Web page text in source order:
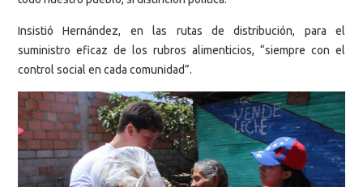
Insistió Hernández, en las rutas de distribución, para el
suministro eficaz de los rubros alimenticios, “siempre con el
control social en cada comunidad”.